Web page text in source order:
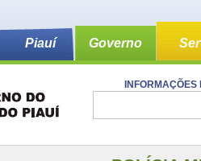
Piauí Governo